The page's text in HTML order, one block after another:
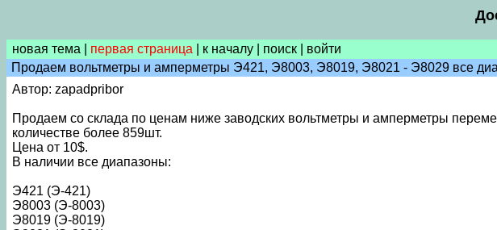
новая тема первая страница к началу поиск войти
Продаем вольтметры и амперметры Э421, Э8003, Э8019, Э8021 - Э8029 все
Автор: zapadpribor
Продаем со склада по ценам ниже заводских вольтметры и амперметры
количестве более 859шт.
Цена от 10$.
В наличии все диапазоны:
Э421 (Э-421)
Э8003 (Э-8003)
Э8019 (Э-8019)